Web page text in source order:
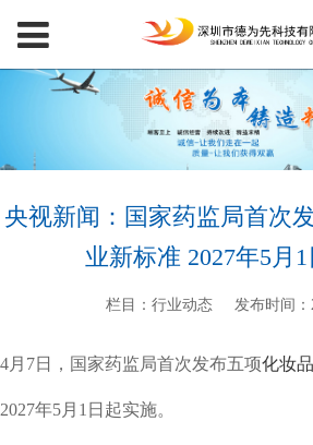
央视新闻：国家药监局首次
业新标准 2027年5月
栏目：行业动态 发布时间：
4月7日，国家药监局首次发布五项化妆
2027年5月1日起实施。